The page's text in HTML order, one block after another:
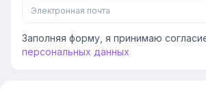
Заполняя форму, я принимаю
персональных данных